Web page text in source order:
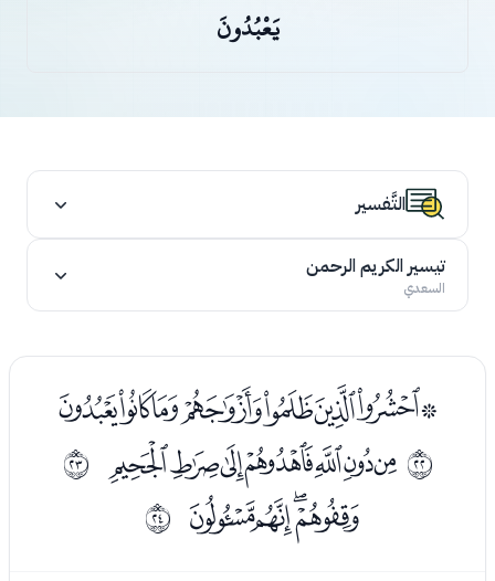
يَعْبُدُونَ
التَّفسير
تيسير الكريم الرحمن
السعدي
ﯵﯶﯷﯸﯹﯺﯻﯼ
ﰕﯾﯿﰀﰁﰂﰃﰄ ﰖ
ﰆﰇﰈﰉ ﰗ